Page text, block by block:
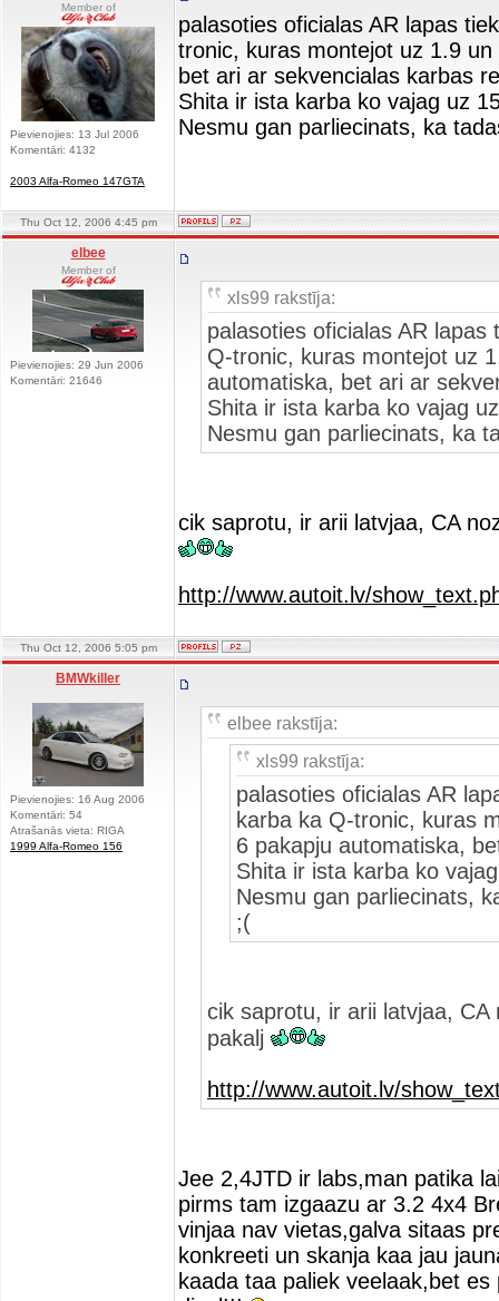
Member of
Pievienojies: 13 Jul 2006
Komentāri: 4132
2003 Alfa-Romeo 147GTA
palasoties oficialas AR lapas
tronic, kuras montejot uz 1.9
bet ari ar sekvencialas karbas
Shita ir ista karba ko vajag uz
Nesmu gan parliecinats, ka
Thu Oct 12, 2006 4:45 pm
elbee
Member of
Pievienojies: 29 Jun 2006
Komentāri: 21646
xls99 rakstīja:
palasoties oficialas AR
Q-tronic, kuras montejot uz
automatiska, bet ari ar
Shita ir ista karba ko vajag
Nesmu gan parliecinats, ka
cik saprotu, ir arii latvjaa, CA
http://www.autoit.lv/
Thu Oct 12, 2006 5:05 pm
BMWkiller
Pievienojies: 16 Aug 2006
Komentāri: 54
Atrašanās vieta: RIGA
1999 Alfa-Romeo 156
elbee rakstīja:
xls99 rakstīja:
palasoties oficialas AR
karba ka Q-tronic, kuras
6 pakapju automatiska,
Shita ir ista karba ko
Nesmu gan parliecinats,
;(
cik saprotu, ir arii latvjaa,
pakalj
http://www.autoit.lv/
Jee 2,4JTD ir labs,man patika
pirms tam izgaazu ar 3.2 4x4
vinjaa nav vietas,galva sitaas
konkreeti un skanja kaa jau
kaada taa paliek veelaak,bet